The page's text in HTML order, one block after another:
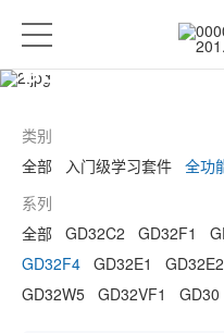
GD32 MCU开发工
类别
全部
入门级学习套件 全功
系列
全部
GD32C2 GD32F1
GD32F4 GD32E1 GD32E2
GD32W5 GD32VF1 GD30